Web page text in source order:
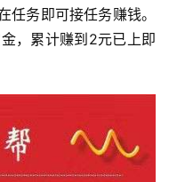
务即可接任务赚钱。
，累计赚到2元已上即